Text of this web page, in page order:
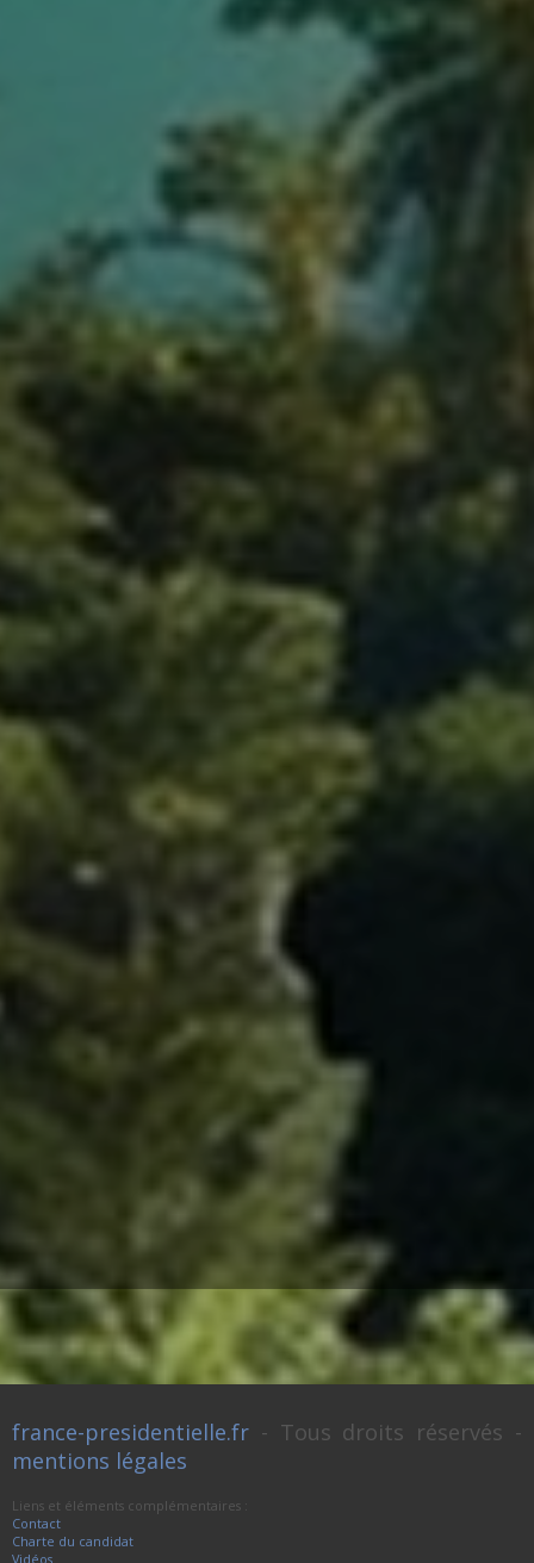
france-presidentielle.fr - Tous droits réservés -
mentions légales
Liens et éléments complémentaires :
Contact
Charte du candidat
Vidéos